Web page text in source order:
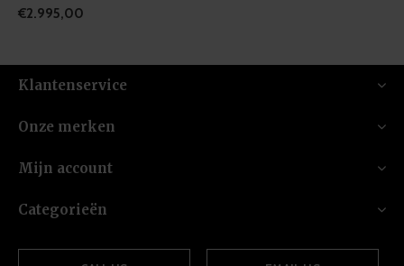
€2.995,00
Klantenservice
Onze merken
Mijn account
Categorieën